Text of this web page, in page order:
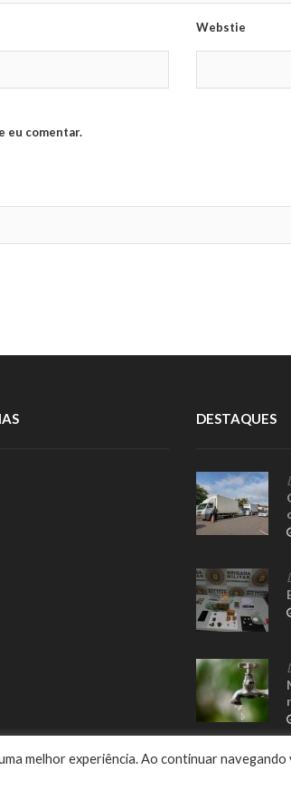
Webstie
eu comentar.
DESTAQUES
melhor experiência. Ao continuar navegando